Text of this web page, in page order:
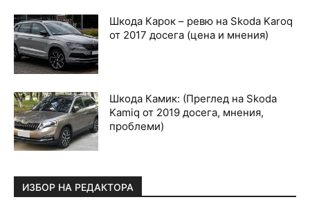
Шкода Карок – ревю на Skoda Karoq
от 2017 досега (цена и мнения)
Шкода Камик: (Преглед на Skoda
Kamiq от 2019 досега, мнения,
проблеми)
ИЗБОР НА РЕДАКТОРА